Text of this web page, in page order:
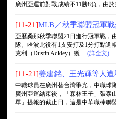
廣州亞運前對戰成績不11勝8負，由
[11-21]MLB／秋季聯盟冠軍
亞歷桑那秋季聯盟21日進行冠軍戰，
隊。哈波此役有1支安打及1分打點
克利（Dustin Ackley）獲.....(詳全文)
[11-21]姜建銘、王光輝等人遭
中職球員在廣州替台灣爭光，中職球
廣州亞運結束後，「森林王子」張泰
單」提報的截止日，這是中華職棒聯